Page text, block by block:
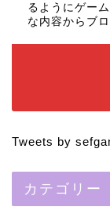
るようにゲー
な内容からブ
Tweets by
カテゴリー